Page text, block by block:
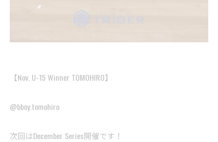
【Nov. U-15 Winner TOMOHIRO】
@bboy.tomohiro
次回はDecember Series開催です！